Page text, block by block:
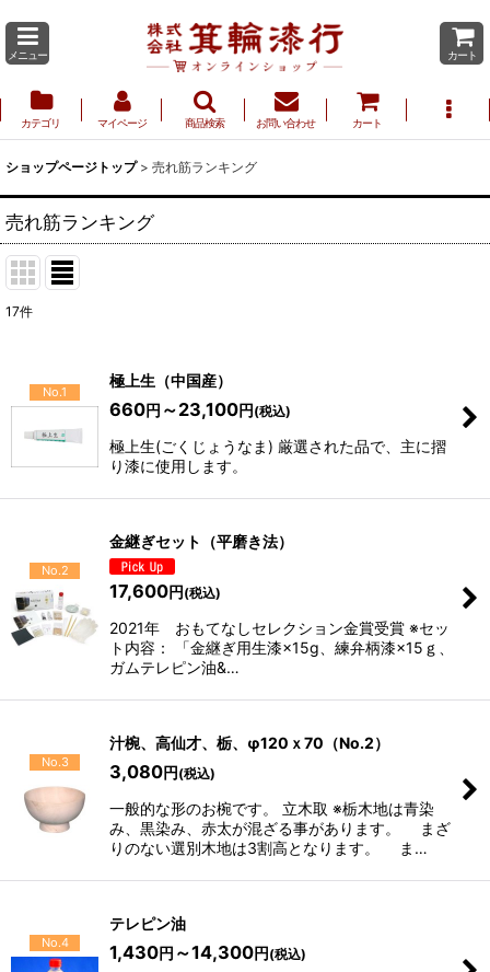
メニュー カート
カテゴリ マイページ 商品検索 お問い合わせ カート
ショップページトップ > 売れ筋ランキング
売れ筋ランキング
17件
No.1
極上生（中国産）
660円 ～23,100円 (税込)
極上生(ごくじょうなま) 厳選された品で、主に摺
り漆に使用します。
No.2
金継ぎセット（平磨き法）
17,600円(税込)
2021年 おもてなしセレクション金賞受賞 ※セッ
ト内容： 「金継ぎ用生漆×15g、練弁柄漆×15ｇ、
ガムテレピン油&…
No.3
汁椀、高仙才、栃、φ120ｘ70（No.2）
3,080円(税込)
一般的な形のお椀です。 立木取 ※栃木地は青染
み、黒染み、赤太が混ざる事があります。 まざ
りのない選別木地は3割高となります。 ま…
No.4
テレピン油
1,430円 ～14,300円(税込)